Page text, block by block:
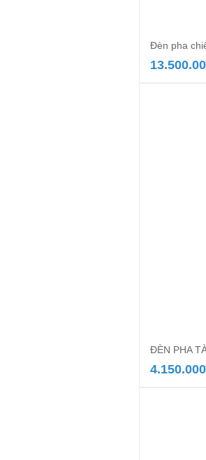
Đèn pha
ĐÈN PHA
4.150.000